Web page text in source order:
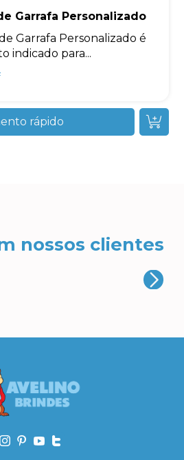
Garrafa Personalizado
Garrafa Personalizado é
indicado para...
rápido
nossos clientes